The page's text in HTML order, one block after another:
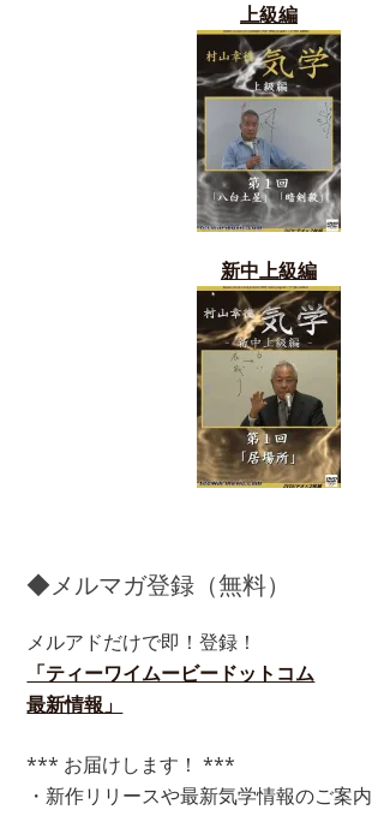
上級編
新中上級編
◆メルマガ登録（無料）
メルアドだけで即！登録！
「ティーワイムービードットコム
最新情報」
*** お届けします！ ***
・新作リリースや最新気学情報のご案内